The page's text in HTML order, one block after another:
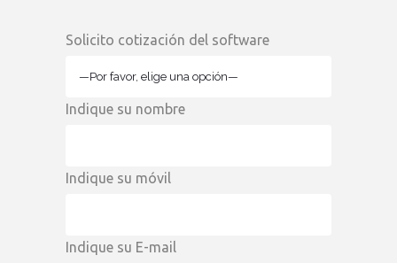
Solicito cotización del software
Indique su nombre
Indique su móvil
Indique su E-mail